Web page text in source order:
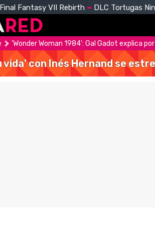
Final Fantasy VII Rebirth DLC Tortugas
'Wonder Woman 1984': Gal Gadot explica
vida' con Inés Hernand se